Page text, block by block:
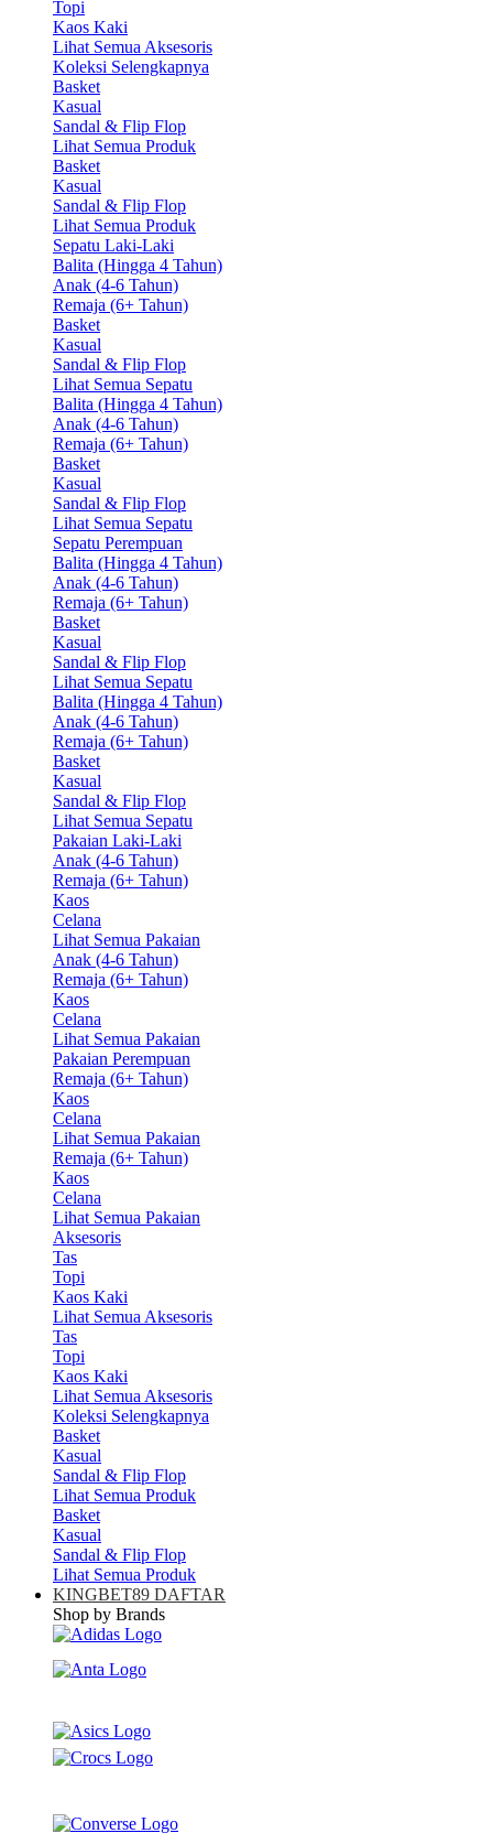
Topi
Kaos Kaki
Lihat Semua Aksesoris
Koleksi Selengkapnya
Basket
Kasual
Sandal & Flip Flop
Lihat Semua Produk
Basket
Kasual
Sandal & Flip Flop
Lihat Semua Produk
Sepatu Laki-Laki
Balita (Hingga 4 Tahun)
Anak (4-6 Tahun)
Remaja (6+ Tahun)
Basket
Kasual
Sandal & Flip Flop
Lihat Semua Sepatu
Balita (Hingga 4 Tahun)
Anak (4-6 Tahun)
Remaja (6+ Tahun)
Basket
Kasual
Sandal & Flip Flop
Lihat Semua Sepatu
Sepatu Perempuan
Balita (Hingga 4 Tahun)
Anak (4-6 Tahun)
Remaja (6+ Tahun)
Basket
Kasual
Sandal & Flip Flop
Lihat Semua Sepatu
Balita (Hingga 4 Tahun)
Anak (4-6 Tahun)
Remaja (6+ Tahun)
Basket
Kasual
Sandal & Flip Flop
Lihat Semua Sepatu
Pakaian Laki-Laki
Anak (4-6 Tahun)
Remaja (6+ Tahun)
Kaos
Celana
Lihat Semua Pakaian
Anak (4-6 Tahun)
Remaja (6+ Tahun)
Kaos
Celana
Lihat Semua Pakaian
Pakaian Perempuan
Remaja (6+ Tahun)
Kaos
Celana
Lihat Semua Pakaian
Remaja (6+ Tahun)
Kaos
Celana
Lihat Semua Pakaian
Aksesoris
Tas
Topi
Kaos Kaki
Lihat Semua Aksesoris
Tas
Topi
Kaos Kaki
Lihat Semua Aksesoris
Koleksi Selengkapnya
Basket
Kasual
Sandal & Flip Flop
Lihat Semua Produk
Basket
Kasual
Sandal & Flip Flop
Lihat Semua Produk
KINGBET89 DAFTAR
Shop by Brands